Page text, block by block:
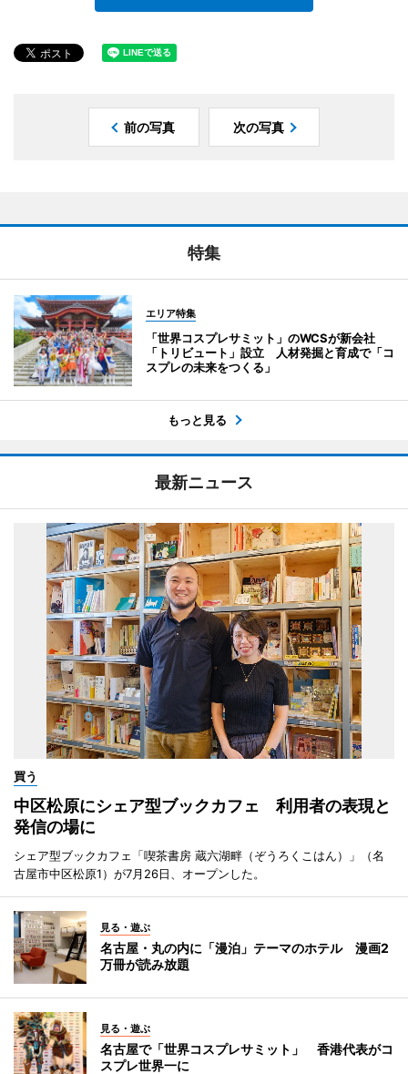
前の写真 次の写真
特集
エリア特集
「世界コスプレサミット」のWCSが新会社
「トリビュート」設立 人材発掘と育成で「コ
スプレの未来をつくる」
もっと見る
最新ニュース
買う
中区松原にシェア型ブックカフェ 利用者の表現と
発信の場に
シェア型ブックカフェ「喫茶書房 蔵六湖畔（ぞうろくこはん）」（名
古屋市中区松原1）が7月26日、オープンした。
見る・遊ぶ
名古屋・丸の内に「漫泊」テーマのホテル 漫画2
万冊が読み放題
見る・遊ぶ
名古屋で「世界コスプレサミット」 香港代表がコ
スプレ世界一に